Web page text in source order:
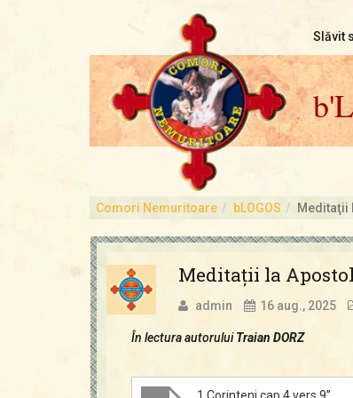
Slăvit
Comori Nemuritoare bLOGOS Meditaţii
Meditaţii la
admin 16 aug., 2025
În lectura autoruluiTraian DORZ
„1 Corinteni cap 4 vers 9”